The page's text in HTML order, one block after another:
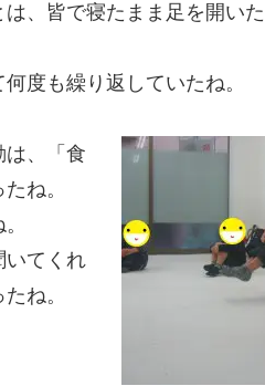
、皆で寝たまま足を開い
度も繰り返していたね。
は、「食
ね。
いてくれ
ね。